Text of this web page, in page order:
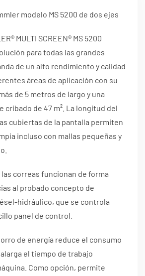
MULTI SCREEN® MS 5200
para todas las grandes
de un alto rendimiento y calidad
áreas de aplicación con su
de 5 metros de largo y una
cribado de 47 m². La longitud del
cubiertas de la pantalla permiten
incluso con mallas pequeñas y
correas funcionan de forma
al probado concepto de
hidráulico, que se controla
panel de control.
de energía reduce el consumo
el tiempo de trabajo
Como opción, permite